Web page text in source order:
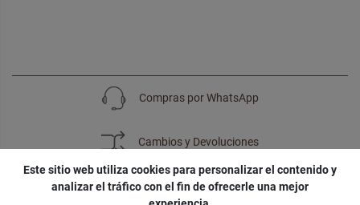
Compras por WhatsApp
Cambios y Devoluciones
Este sitio web utiliza cookies para personalizar el contenido y
analizar el tráfico con el fin de ofrecerle una mejor